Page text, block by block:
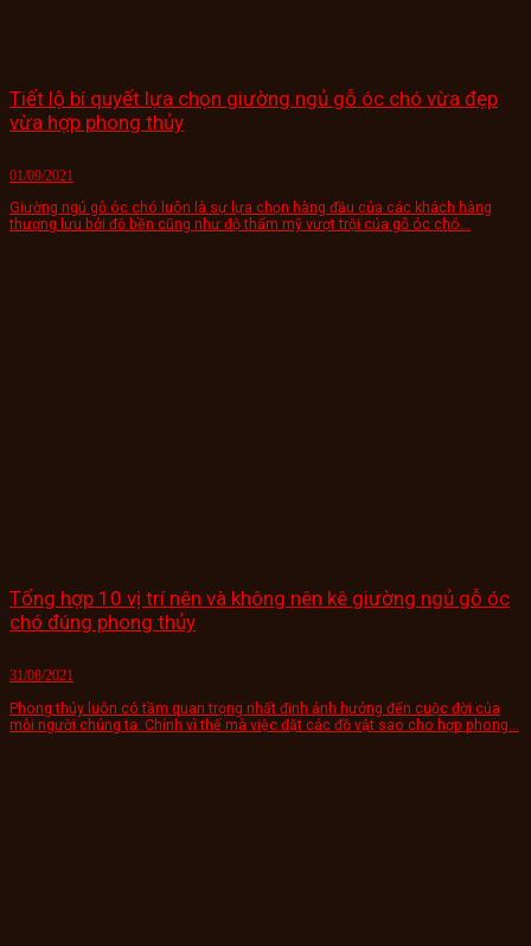
Tiết lộ bí quyết lựa chọn giường ngủ gỗ óc chó vừa đẹp
vừa hợp phong thủy
01/09/2021
Giường ngủ gỗ óc chó luôn là sự lựa chọn hàng đầu của các khách hàng
thượng lưu bởi độ bền cũng như độ thẩm mỹ vượt trội của gỗ óc chó...
Tổng hợp 10 vị trí nên và không nên kê giường ngủ gỗ óc
chó đúng phong thủy
31/08/2021
Phong thủy luôn có tầm quan trọng nhất định ảnh hưởng đến cuộc đời của
mỗi người chúng ta. Chính vì thế mà việc đặt các đồ vật sao cho hợp phong...